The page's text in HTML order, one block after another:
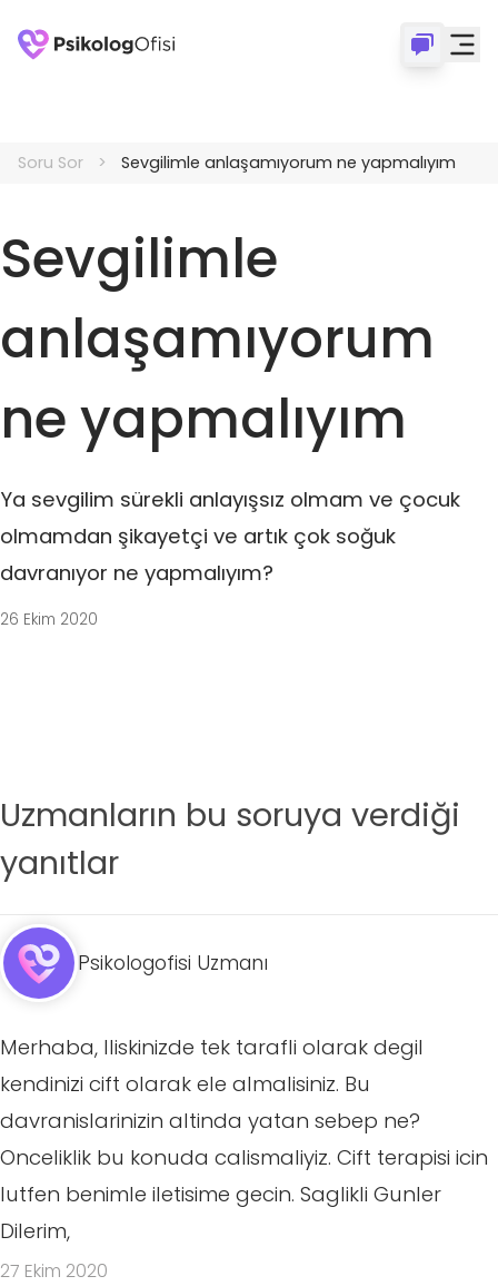
Soru Sor Sevgilimle anlaşamıyorum ne yapmalıyım
Sevgilimle
anlaşamıyorum
ne yapmalıyım
Ya sevgilim sürekli anlayışsız olmam ve çocuk
olmamdan şikayetçi ve artık çok soğuk
davranıyor ne yapmalıyım?
26 Ekim 2020
Uzmanların bu soruya verdiği
yanıtlar
Psikologofisi Uzmanı
Merhaba, Iliskinizde tek tarafli olarak degil
kendinizi cift olarak ele almalisiniz. Bu
davranislarinizin altinda yatan sebep ne?
Onceliklik bu konuda calismaliyiz. Cift terapisi icin
lutfen benimle iletisime gecin. Saglikli Gunler
Dilerim,
27 Ekim 2020